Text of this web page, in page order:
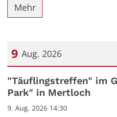
Mehr
9 Aug. 2026
Datum: 9. August 2026
"Täuflingstreffen" im
Park" in Mertloch
9. Aug. 2026 14:30